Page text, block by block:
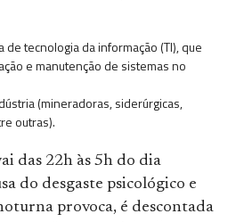
tecnologia da informação (TI), que
e manutenção de sistemas no
(mineradoras, siderúrgicas,
outras).
das 22h às 5h do dia
do desgaste psicológico e
provoca, é descontada